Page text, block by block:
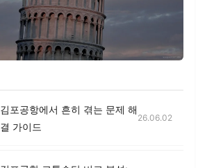
김포공항에서 흔히 겪는 문제 해
결 가이드
26.06.02